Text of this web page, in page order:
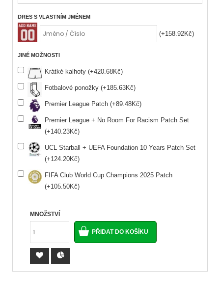
DRES S VLASTNÍM JMÉNEM
(+158.92Kč)
JINÉ MOŽNOSTI
Krátké kalhoty (+420.68Kč)
Fotbalové ponožky (+185.63Kč)
Premier League Patch (+89.48Kč)
Premier League + No Room For Racism Patch Set
(+140.23Kč)
UCL Starball + UEFA Foundation 10 Years Patch Set
(+124.20Kč)
FIFA Club World Cup Champions 2025 Patch
(+105.50Kč)
MNOŽSTVÍ